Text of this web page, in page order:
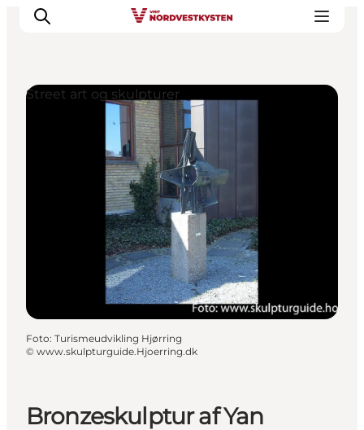
Feriesteder
Inspiration
Handicapvenlig ferie
Overnatning
Planlæg din ferie
Bronzeskulptur af Yan
Street art og skulpturer
Foto: Turismeudvikling Hjørring
© www.skulpturguide.Hjoerring.dk